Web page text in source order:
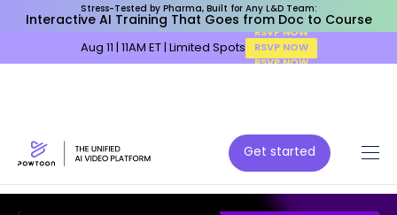
Stress-Tested by Pharma, Built for Any L&D Team:
Interactive AI Training That Goes from Doc to Course
Aug 11 | 11AM ET | Limited Spots RSVP NOW
Get started